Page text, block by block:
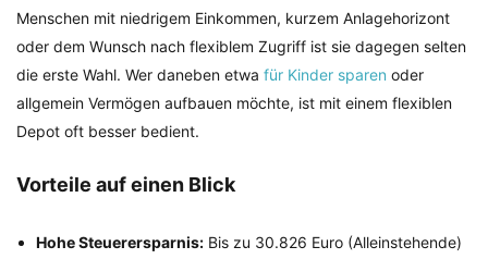
Menschen mit niedrigem Einkommen, kurzem Anlagehorizont
oder dem Wunsch nach flexiblem Zugriff ist sie dagegen selten
die erste Wahl. Wer daneben etwa für Kinder sparen oder
allgemein Vermögen aufbauen möchte, ist mit einem flexiblen
Depot oft besser bedient.
Vorteile auf einen Blick
Hohe Steuerersparnis: Bis zu 30.826 Euro (Alleinstehende)